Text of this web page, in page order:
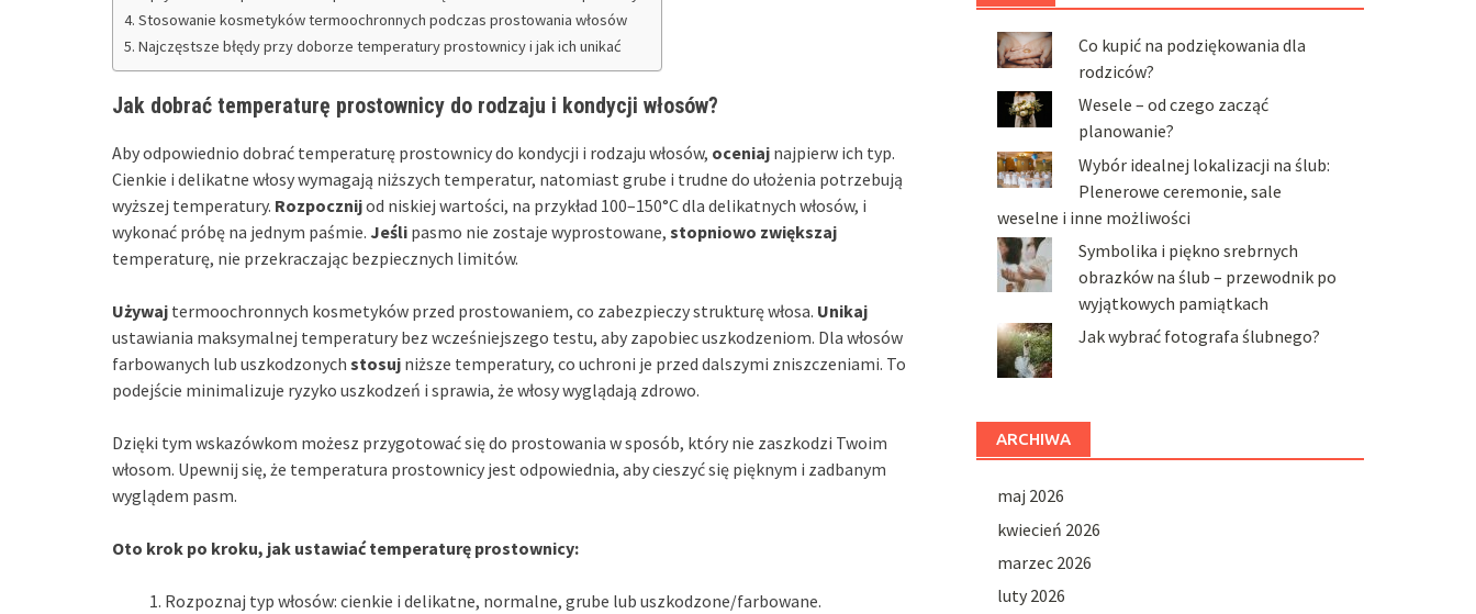
Stosowanie kosmetyków termoochronnych podczas prostowania włosów
Najczęstsze błędy przy doborze temperatury prostownicy i jak ich unikać
Jak dobrać temperaturę prostownicy do rodzaju i kondycji włosów?
Aby odpowiednio dobrać temperaturę prostownicy do kondycji i rodzaju włosów, oceniaj najpierw ich typ.
Cienkie i delikatne włosy wymagają niższych temperatur, natomiast grube i trudne do ułożenia potrzebują
wyższej temperatury. Rozpocznijod niskiej wartości, na przykład 100–150°C dla delikatnych włosów, i
wykonać próbę na jednym paśmie. Jeśli pasmo nie zostaje wyprostowane, stopniowo zwiększaj
temperaturę, nie przekraczając bezpiecznych limitów.
Używaj termoochronnych kosmetyków przed prostowaniem, co zabezpieczy strukturę włosa. Unikaj
ustawiania maksymalnej temperatury bez wcześniejszego testu, aby zapobiec uszkodzeniom. Dla włosów
farbowanych lub uszkodzonych stosuj niższe temperatury, co uchroni je przed dalszymi zniszczeniami. To
podejście minimalizuje ryzyko uszkodzeń i sprawia, że włosy wyglądają zdrowo.
Dzięki tym wskazówkom możesz przygotować się do prostowania w sposób, który nie zaszkodzi Twoim
włosom. Upewnij się, że temperatura prostownicy jest odpowiednia, aby cieszyć się pięknym i zadbanym
wyglądem pasm.
Oto krok po kroku, jak ustawiać temperaturę prostownicy:
Rozpoznaj typ włosów: cienkie i delikatne, normalne, grube lub uszkodzone/farbowane.
Co kupić na podziękowania dla
rodziców?
Wesele – od czego zacząć
planowanie?
Wybór idealnej lokalizacji na ślub:
Plenerowe ceremonie, sale
weselne i inne możliwości
Symbolika i piękno srebrnych
obrazków na ślub – przewodnik po
wyjątkowych pamiątkach
Jak wybrać fotografa ślubnego?
ARCHIWA
maj 2026
kwiecień 2026
marzec 2026
luty 2026